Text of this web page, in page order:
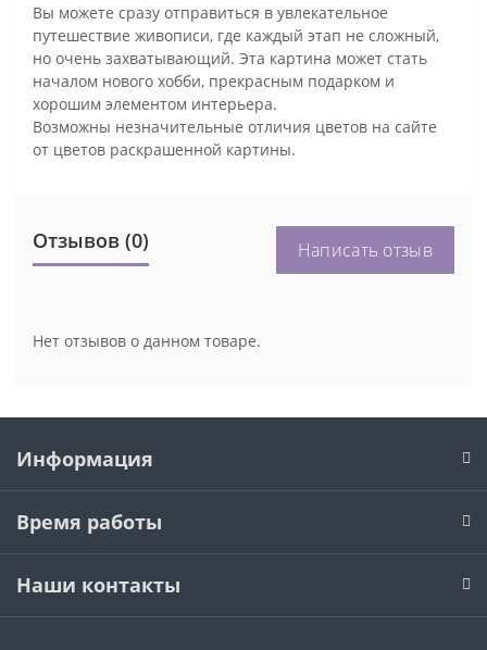
Вы можете сразу отправиться в увлекательное
путешествие живописи, где каждый этап не сложный,
но очень захватывающий. Эта картина может стать
началом нового хобби, прекрасным подарком и
хорошим элементом интерьера.
Возможны незначительные отличия цветов на сайте
от цветов раскрашенной картины.
Отзывов (0) Написать отзыв
Нет отзывов о данном товаре.
Информация
Время работы
Наши контакты